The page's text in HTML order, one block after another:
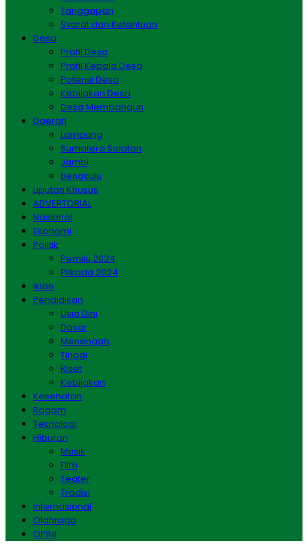
Tanggapan
Syarat dan Ketentuan
Desa
Profil Desa
Profil Kepala Desa
Potensi Desa
Kebijakan Desa
Desa Membangun
Daerah
Lampung
Sumatera Selatan
Jambi
Bengkulu
Liputan Khusus
ADVERTORIAL
Nasional
Ekonomi
Politik
Pemilu 2024
Pilkada 2024
Iklan
Pendidikan
Usia Dini
Dasar
Menengah
Tinggi
Riset
Kebijakan
Kesehatan
Ragam
Teknologi
Hiburan
Musik
Film
Teater
Tradisi
Internasional
Olahraga
OPINI